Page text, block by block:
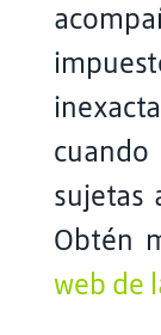
sujetas
Obtén
web de